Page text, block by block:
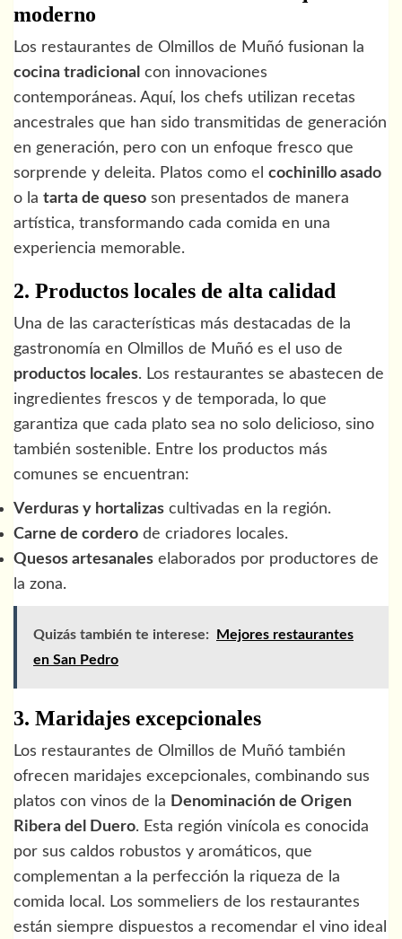
moderno
Los restaurantes de Olmillos de Muñó fusionan la
cocina tradicional con innovaciones
contemporáneas. Aquí, los chefs utilizan recetas
ancestrales que han sido transmitidas de generación
en generación, pero con un enfoque fresco que
sorprende y deleita. Platos como el cochinillo asado
o la tarta de queso son presentados de manera
artística, transformando cada comida en una
experiencia memorable.
2. Productos locales de alta calidad
Una de las características más destacadas de la
gastronomía en Olmillos de Muñó es el uso de
productos locales. Los restaurantes se abastecen de
ingredientes frescos y de temporada, lo que
garantiza que cada plato sea no solo delicioso, sino
también sostenible. Entre los productos más
comunes se encuentran:
Verduras y hortalizas cultivadas en la región.
Carne de cordero de criadores locales.
Quesos artesanales elaborados por productores de
la zona.
Quizás también te interese:
Mejores restaurantes
en San Pedro
3. Maridajes excepcionales
Los restaurantes de Olmillos de Muñó también
ofrecen maridajes excepcionales, combinando sus
platos con vinos de la Denominación de Origen
Ribera del Duero. Esta región vinícola es conocida
por sus caldos robustos y aromáticos, que
complementan a la perfección la riqueza de la
comida local. Los sommeliers de los restaurantes
están siempre dispuestos a recomendar el vino ideal